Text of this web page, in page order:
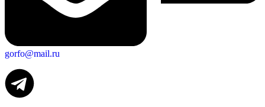
gorfo@mail.ru